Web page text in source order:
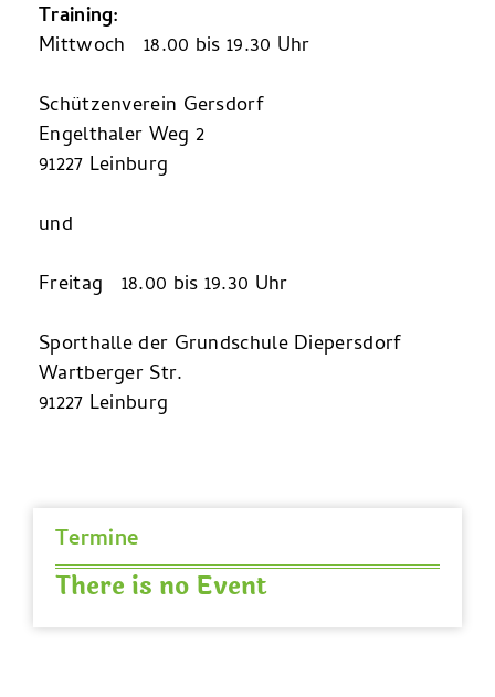
Training:
Mittwoch 18.00 bis 19.30 Uhr
Schützenverein Gersdorf
Engelthaler Weg 2
91227 Leinburg
und
Freitag 18.00 bis 19.30 Uhr
Sporthalle der Grundschule Diepersdorf
Wartberger Str.
91227 Leinburg
Termine
There is no Event